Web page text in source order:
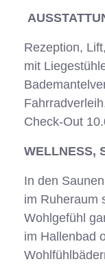
Rezeption,
mit
Check-Out
WELLNESS,
In den
im Ruheraum
Wohlgefühl
im Hallenbad